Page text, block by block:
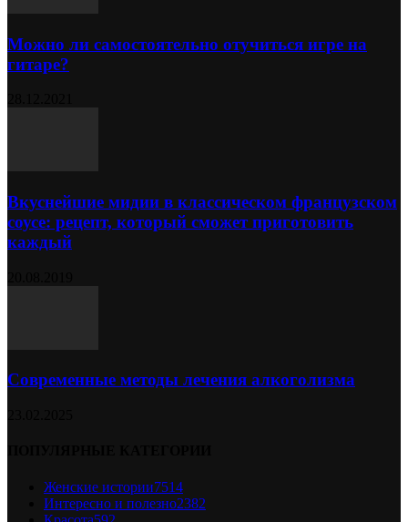
Можно ли самостоятельно отучиться игре на
гитаре?
Вкуснейшие мидии в классическом французском
соусе: рецепт, который сможет приготовить
каждый
Современные методы лечения алкоголизма
Женские истории7514
Интересно и полезно2382